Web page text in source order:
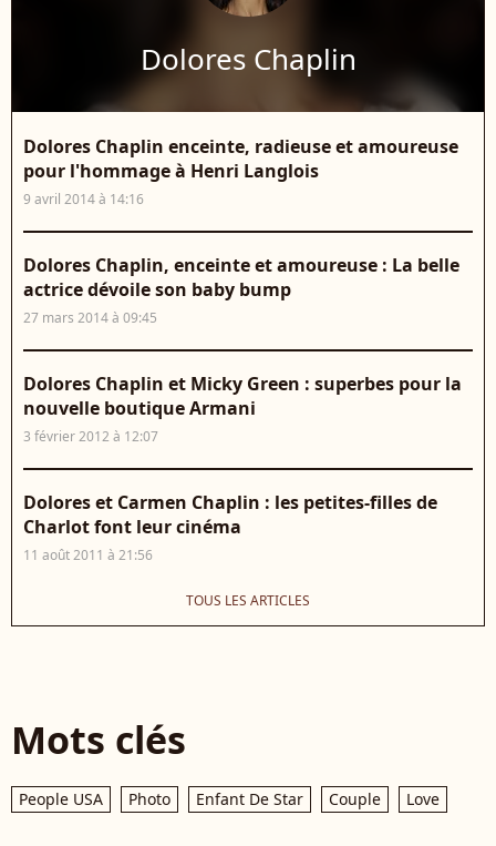
Dolores Chaplin
Dolores Chaplin enceinte, radieuse et amoureuse
pour l'hommage à Henri Langlois
9 avril 2014 à 14:16
Dolores Chaplin, enceinte et amoureuse : La belle
actrice dévoile son baby bump
27 mars 2014 à 09:45
Dolores Chaplin et Micky Green : superbes pour la
nouvelle boutique Armani
3 février 2012 à 12:07
Dolores et Carmen Chaplin : les petites-filles de
Charlot font leur cinéma
11 août 2011 à 21:56
TOUS LES ARTICLES
Mots clés
People USA Photo Enfant De Star Couple Love